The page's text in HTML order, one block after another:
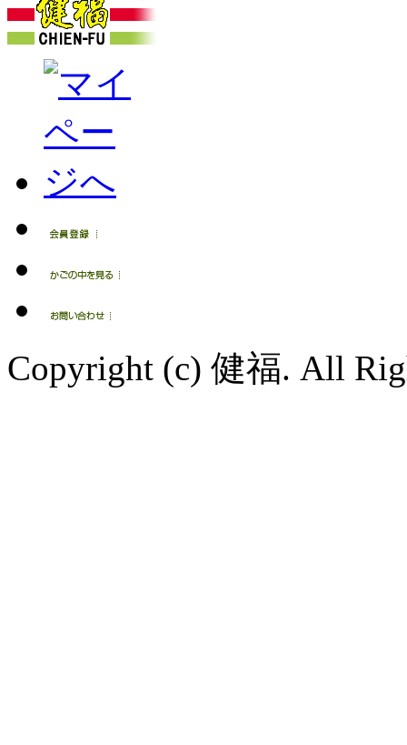
Copyright (c) 健福. All